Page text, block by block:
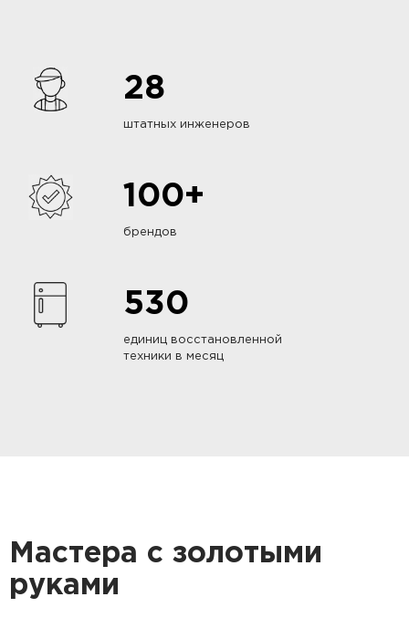
28
штатных инженеров
100+
брендов
530
единиц восстановленной
техники в месяц
Мастера с золотыми
руками